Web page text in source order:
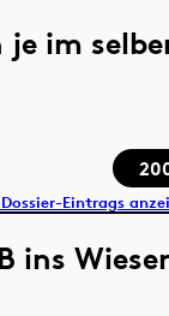
je im
Eintrags
ins